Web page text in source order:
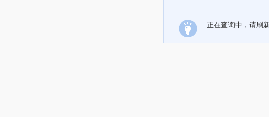
正在查询中，请刷